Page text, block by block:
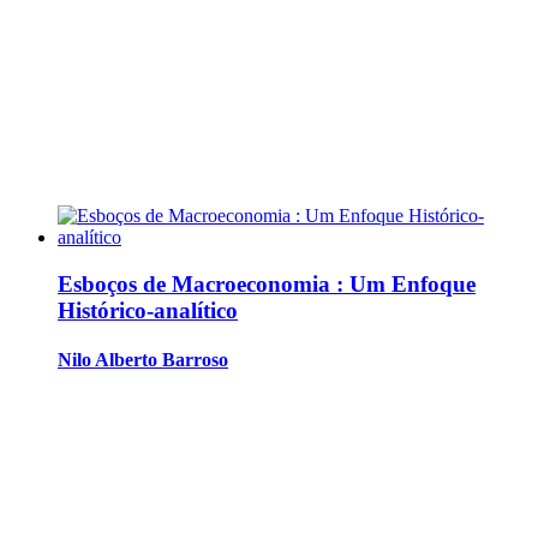
Esboços de Macroeconomia : Um Enfoque
Histórico-analítico
Nilo Alberto Barroso